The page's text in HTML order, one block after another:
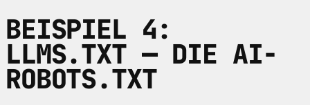
BEISPIEL 4:
LLMS.TXT — DIE AI-
ROBOTS.TXT